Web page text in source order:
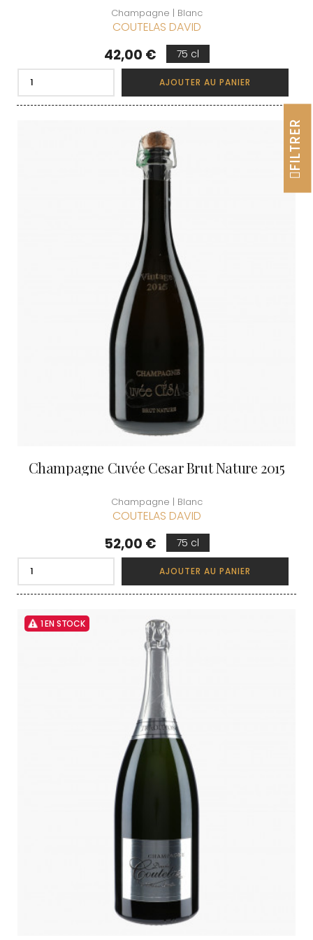
Champagne | Blanc
COUTELAS DAVID
Prix
42,00 € 75 cl
AJOUTER AU PANIER
Champagne Cuvée Cesar Brut Nature 2015
Champagne | Blanc
COUTELAS DAVID
Prix
52,00 € 75 cl
AJOUTER AU PANIER
1 EN STOCK
FILTRER